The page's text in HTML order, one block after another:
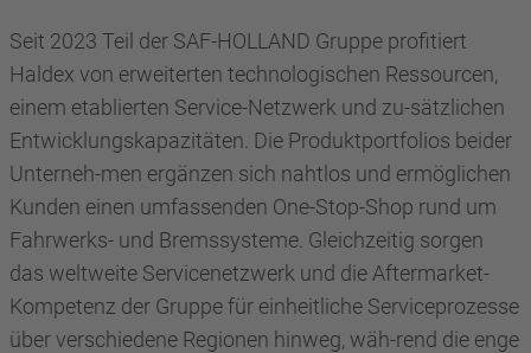
Seit 2023 Teil der SAF-HOLLAND Gruppe profitiert
Haldex von erweiterten technologischen Ressourcen,
einem etablierten Service-Netzwerk und zu-sätzlichen
Entwicklungskapazitäten. Die Produktportfolios beider
Unterneh-men ergänzen sich nahtlos und ermöglichen
Kunden einen umfassenden One-Stop-Shop rund um
Fahrwerks- und Bremssysteme. Gleichzeitig sorgen
das weltweite Servicenetzwerk und die Aftermarket-
Kompetenz der Gruppe für einheitliche Serviceprozesse
über verschiedene Regionen hinweg, wäh-rend die enge